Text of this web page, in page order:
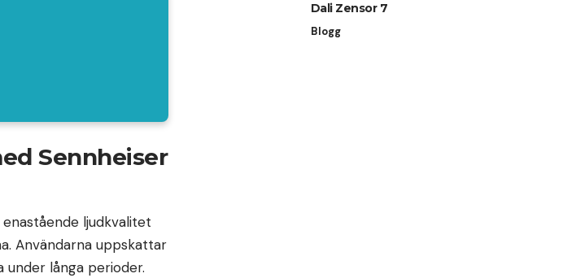
Sennheiser
ljudkvalitet
Användarna uppskattar
långa perioder.
Dali Zensor 7
Blogg